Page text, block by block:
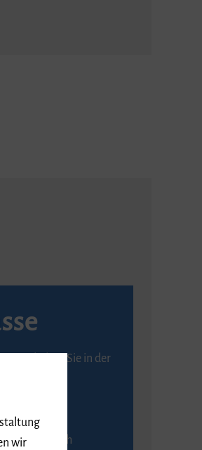
erhalten Sie in der
ausschließlich
wir